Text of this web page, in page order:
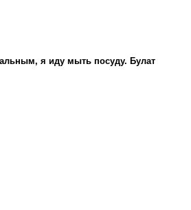
я иду мыть посуду. Булат